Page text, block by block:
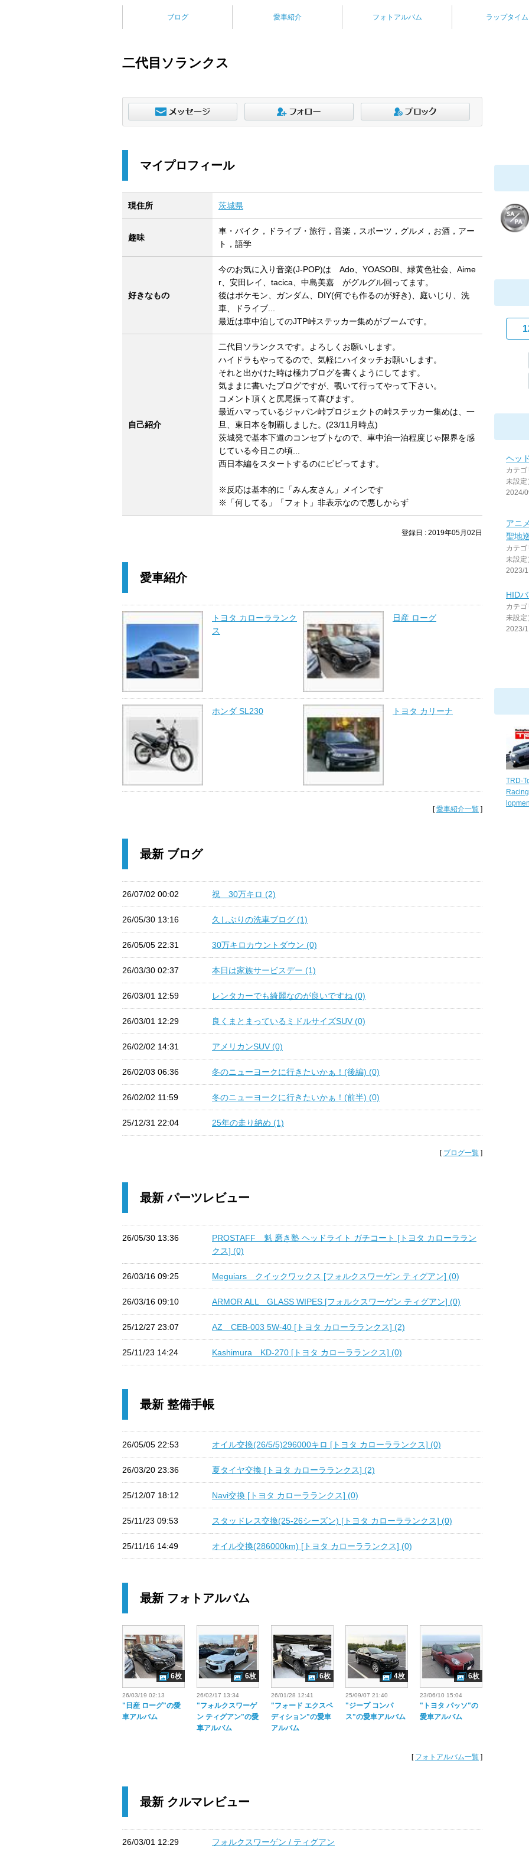
ブログ 愛車紹介 フォトアルバム ラップタイム
二代目ソランクス
ヘッ
カテゴ
未設定
2024/
アニ
聖地
カテゴ
未設定
2023/
HID
カテゴ
未設定
2023/
TRD-
マイプロフィール
現住所 茨城県
趣味
車・バイク，ドライブ・旅行，音楽，スポーツ，グルメ，お酒，アー
ト，語学
好きなもの
今のお気に入り音楽(J-POP)は Ado、YOASOBI、緑黄色社会、Aime
r、安田レイ、tacica、中島美嘉 がグルグル回ってます。
後はポケモン、ガンダム、DIY(何でも作るのが好き)、庭いじり、洗
車、ドライブ...
最近は車中泊してのJTP峠ステッカー集めがブームです。
自己紹介
二代目ソランクスです。よろしくお願いします。
ハイドラもやってるので、気軽にハイタッチお願いします。
それと出かけた時は極力ブログを書くようにしてます。
気ままに書いたブログですが、覗いて行ってやって下さい。
コメント頂くと尻尾振って喜びます。
最近ハマっているジャパン峠プロジェクトの峠ステッカー集めは、一
旦、東日本を制覇しました。(23/11月時点)
茨城発で基本下道のコンセプトなので、車中泊一泊程度じゃ限界を感
じている今日この頃...
西日本編をスタートするのにビビってます。
※反応は基本的に「みん友さん」メインです
※「何してる」「フォト」非表示なので悪しからず
登録日 : 2019年05月02日
愛車紹介
トヨタ カローラランク
ス
日産 ローグ
ホンダ SL230 トヨタ カリーナ
[愛車紹介一覧 ]
最新 ブログ
26/07/02 00:02 祝 30万キロ (2)
26/05/30 13:16 久しぶりの洗車ブログ (1)
26/05/05 22:31 30万キロカウントダウン (0)
26/03/30 02:37 本日は家族サービスデー (1)
26/03/01 12:59 レンタカーでも綺麗なのが良いですね (0)
26/03/01 12:29 良くまとまっているミドルサイズSUV (0)
26/02/02 14:31 アメリカンSUV (0)
26/02/03 06:36 冬のニューヨークに行きたいかぁ！(後編) (0)
26/02/02 11:59 冬のニューヨークに行きたいかぁ！(前半) (0)
25/12/31 22:04 25年の走り納め (1)
[ ブログ一覧 ]
最新 パーツレビュー
26/05/30 13:36
PROSTAFF 魁 磨き塾 ヘッドライト ガチコート [トヨタ カローララン
クス] (0)
26/03/16 09:25 Meguiars クイックワックス [フォルクスワーゲン ティグアン] (0)
26/03/16 09:10 ARMOR ALL GLASS WIPES [フォルクスワーゲン ティグアン] (0)
25/12/27 23:07 AZ CEB-003 5W-40 [トヨタ カローラランクス] (2)
25/11/23 14:24 Kashimura KD-270 [トヨタ カローラランクス] (0)
最新 整備手帳
26/05/05 22:53 オイル交換(26/5/5)296000キロ [トヨタ カローラランクス] (0)
26/03/20 23:36 夏タイヤ交換 [トヨタ カローラランクス] (2)
25/12/07 18:12 Navi交換 [トヨタ カローラランクス] (0)
25/11/23 09:53 スタッドレス交換(25-26シーズン) [トヨタ カローラランクス] (0)
25/11/16 14:49 オイル交換(286000km) [トヨタ カローラランクス] (0)
最新 フォトアルバム
26/03/19 02:13
"日産 ローグ"の愛
車アルバム
6枚
26/02/17 13:34
"フォルクスワーゲ
ン ティグアン"の愛
車アルバム
6枚
26/01/28 12:41
"フォード エクスペ
ディション"の愛車
アルバム
6枚
25/09/07 21:40
"ジープ コンパ
ス"の愛車アルバム
4枚
23/06/10 15:04
"トヨタ パッソ"の
愛車アルバム
6枚
[ フォトアルバム一覧 ]
最新 クルマレビュー
26/03/01 12:29 フォルクスワーゲン / ティグアン